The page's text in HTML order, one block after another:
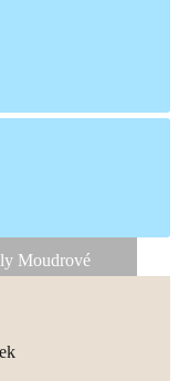
Moudrové